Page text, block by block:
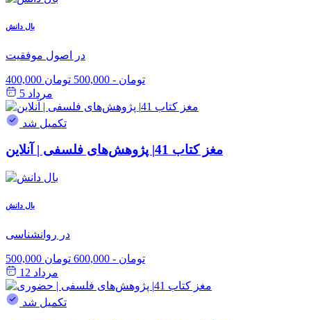
بال دانش
در اصول موفقیت
400,000 تومان - 500,000 تومان
مرداد 5
تکمیل شد
مغز کتاب 41| پژوهش‌های فلسفی | آنلاین
بال دانش
در روانشناسی
500,000 تومان - 600,000 تومان
مرداد 12
تکمیل شد